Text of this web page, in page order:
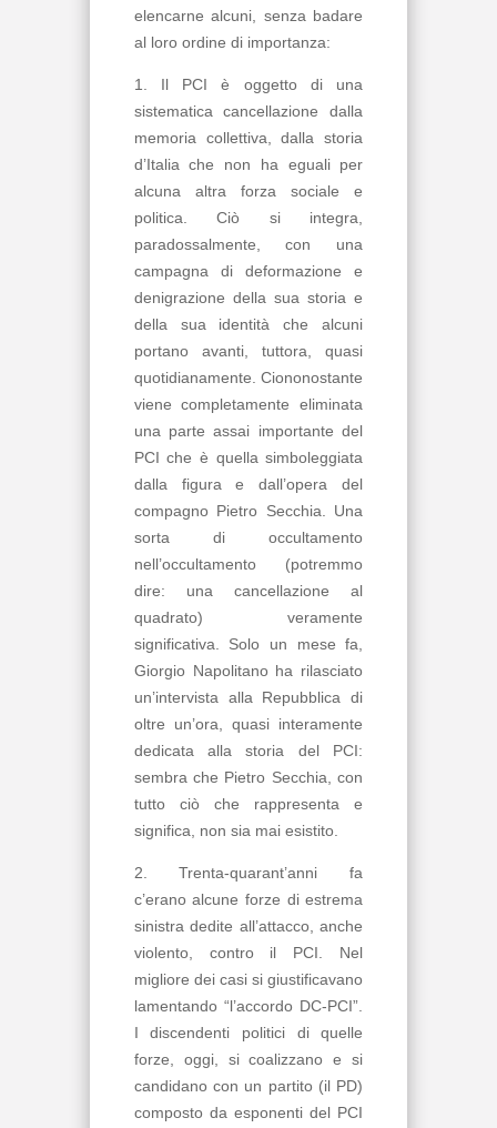
elencarne alcuni, senza badare
al loro ordine di importanza:
1. Il PCI è oggetto di una
sistematica cancellazione dalla
memoria collettiva, dalla storia
d’Italia che non ha eguali per
alcuna altra forza sociale e
politica. Ciò si integra,
paradossalmente, con una
campagna di deformazione e
denigrazione della sua storia e
della sua identità che alcuni
portano avanti, tuttora, quasi
quotidianamente. Ciononostante
viene completamente eliminata
una parte assai importante del
PCI che è quella simboleggiata
dalla figura e dall’opera del
compagno Pietro Secchia. Una
sorta di occultamento
nell’occultamento (potremmo
dire: una cancellazione al
quadrato) veramente
significativa. Solo un mese fa,
Giorgio Napolitano ha rilasciato
un’intervista alla Repubblica di
oltre un’ora, quasi interamente
dedicata alla storia del PCI:
sembra che Pietro Secchia, con
tutto ciò che rappresenta e
significa, non sia mai esistito.
2. Trenta-quarant’anni fa
c’erano alcune forze di estrema
sinistra dedite all’attacco, anche
violento, contro il PCI. Nel
migliore dei casi si giustificavano
lamentando “l’accordo DC-PCI”.
I discendenti politici di quelle
forze, oggi, si coalizzano e si
candidano con un partito (il PD)
composto da esponenti del PCI